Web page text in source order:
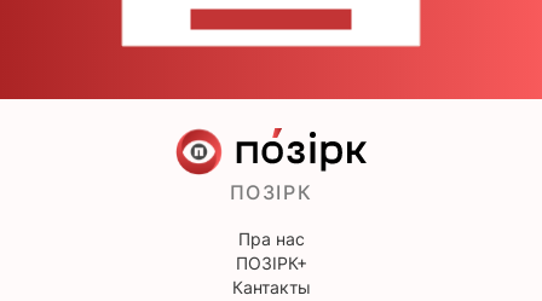
ПОЗІРК
Пра нас
ПОЗІРК+
Кантакты